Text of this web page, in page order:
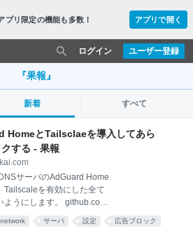
プリ限定の機能も多数！ アプリで開く
ユーザー登録
ログイン
『果報』
新着 すべて
HomeとTailsclaeを導入してあら
する - 果報
サーバのAdGuard Home
Tailscaleを有効にした全て
ようにします。 github.com
インストール Tailscaleの
Homeの追加設定 運
network サーバ 設定 広告ブロック